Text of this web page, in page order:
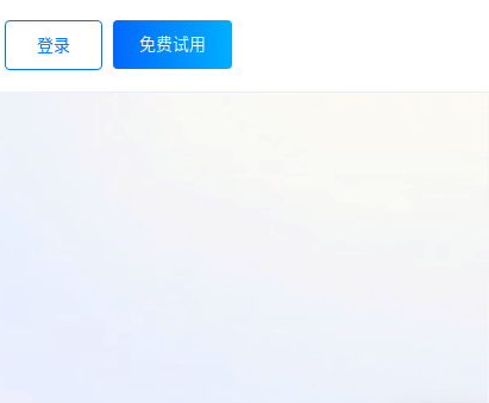
登录 免费试用